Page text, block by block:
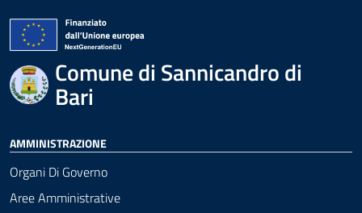
Comune di Sannicandro di
Bari
AMMINISTRAZIONE
Organi Di Governo
Aree Amministrative